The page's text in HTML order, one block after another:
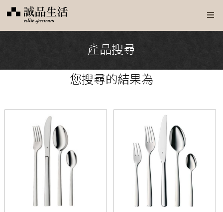
產品搜尋
您搜尋的結果為